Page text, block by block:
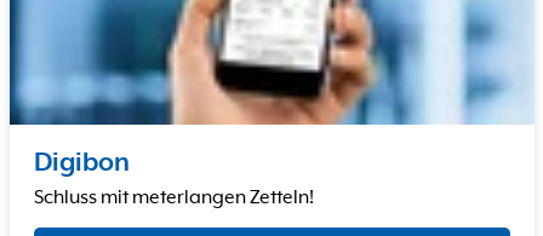
Digibon
Schluss mit meterlangen Zetteln!